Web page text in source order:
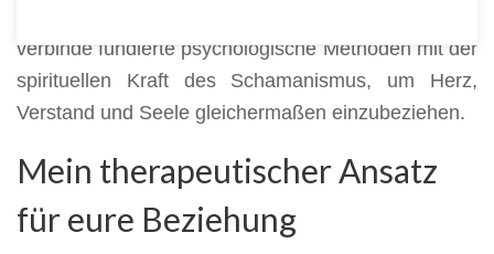
verbinde fundierte psychologische Methoden mit der
spirituellen Kraft des Schamanismus, um Herz,
Verstand und Seele gleichermaßen einzubeziehen.
Mein therapeutischer Ansatz
für eure Beziehung